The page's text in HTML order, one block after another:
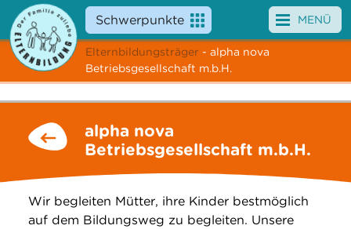
Schwerpunkte
Angebote
News
Über uns
MENÜ
Elternbildungsträger - alpha nova
Betriebsgesellschaft m.b.H.
alpha nova
Betriebsgesellschaft m.b.H.
Wir begleiten Mütter, ihre Kinder bestmöglich
auf dem Bildungsweg zu begleiten. Unsere